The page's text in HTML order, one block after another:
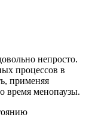
непросто.
процессов в
применяя
время менопаузы.